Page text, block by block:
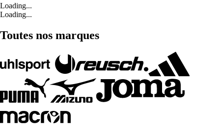
Loading...
Loading...
Toutes nos marques